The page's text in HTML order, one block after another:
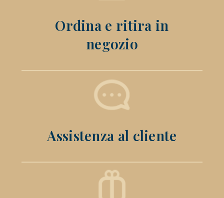
Ordina e ritira in
negozio
Assistenza al cliente